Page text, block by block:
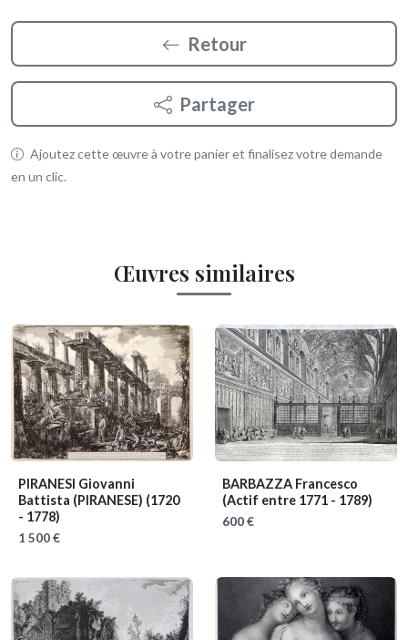
Retour
Partager
Ajoutez cette œuvre à votre panier et finalisez votre demande
en un clic.
Œuvres similaires
PIRANESI Giovanni
Battista (PIRANESE) (1720
- 1778)
1 500 €
BARBAZZA Francesco
(Actif entre 1771 - 1789)
600 €